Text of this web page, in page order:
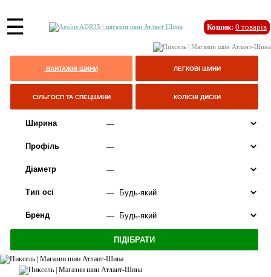
☰ Кошик: 0 товарів
ВАНТАЖНІ ШИНИ ЛЕГКОВІ ШИНИ
СІЛЬГОСП ТА СПЕЦШИНИ КОЛІСНІ ДИСКИ
Ширина
Профіль
Діаметр
Тип осі
Бренд